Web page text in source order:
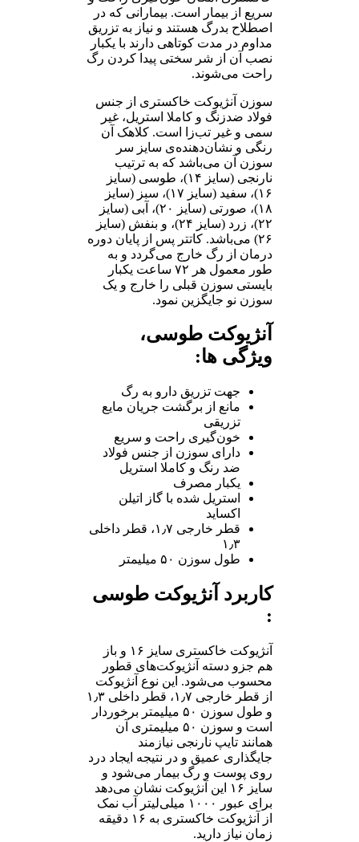
سریع از بیمار است. بیمارانی که در
اصطلاح بدرگ هستند و نیاز به تزریق
مداوم در مدت کوتاهی دارند با یکبار
نصب آن از شر سختی پیدا کردن رگ
راحت می‌شوند.
سوزن آنژیوکت خاکستری از جنس
فولاد ضد‌زنگ و کاملا استریل، غیر
سمی و غیر تب‌زا است. کلاهک آن
رنگی و نشان‌دهنده‌ی سایز سر
سوزن آن می‌باشد که به ترتیب
نارنجی (سایز ۱۴)، طوسی (سایز
۱۶)، سفید (سایز ۱۷)، سبز (سایز
۱۸)، صورتی (سایز ۲۰)، آبی (سایز
۲۲)، زرد (سایز ۲۴)، و بنفش (سایز
۲۶) می‌باشد. کاتتر پس از پایان دوره
درمان از رگ خارج می‌گردد و به
طور معمول هر ۷۲ ساعت یکبار
بایستی سوزن قبلی را خارج و یک
سوزن نو جایگزین نمود.
آنژیوکت طوسی،
ویژگی ها:
جهت تزریق دارو به رگ
مانع از برگشت جریان مایع
تزریقی
خون‌گیری راحت و سریع
دارای سوزن از جنس فولاد
ضد رنگ و کاملا استریل
یکبار مصرف
استریل شده با گاز اتیلن
اکساید
قطر خارجی ۱٫۷، قطر داخلی
۱٫۳
طول سوزن ۵۰ میلیمتر
کاربرد آنژیوکت طوسی
آنژیوکت خاکستری سایز ۱۶ و باز
هم جزو دسته آنژیوکت‌های قطور
محسوب می‌شود. این نوع آنژیوکت
از قطر خارجی ۱٫۷، قطر داخلی ۱٫۳
و طول سوزن ۵۰ میلیمتر برخوردار
است و سوزن ۵۰ میلیمتری آن
همانند تایپ نارنجی نیازمند
جایگذاری عمیق و در نتیجه ایجاد درد
روی پوست و رگ بیمار می‌شود و
سایز ۱۶ این آنژیوکت نشان می‌دهد
برای عبور ۱۰۰۰ میلی‌لیتر آب نمک
از آنژیوکت خاکستری به ۱۶ دقیقه
زمان نیاز دارید.